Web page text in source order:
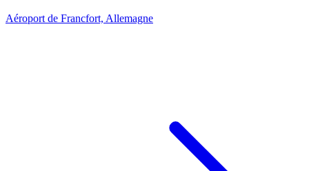
Aéroport de Francfort, Allemagne